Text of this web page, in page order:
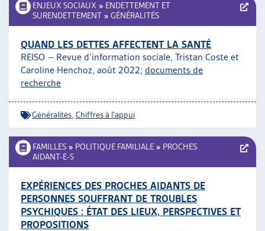
ENJEUX SOCIAUX » ENDETTEMENT ET
SURENDETTEMENT » GÉNÉRALITÉS
QUAND LES DETTES AFFECTENT LA SANTÉ
REISO – Revue d’information sociale, Tristan Coste et
Caroline Henchoz, août 2022; documents de
recherche
Généralités Chiffres à l'appui
FAMILLES » POLITIQUE FAMILIALE » PROCHES
AIDANT-E-S
EXPÉRIENCES DES PROCHES AIDANTS DE
PERSONNES SOUFFRANT DE TROUBLES
PSYCHIQUES : ÉTAT DES LIEUX, PERSPECTIVES ET
PROPOSITIONS